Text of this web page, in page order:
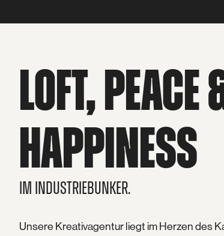
LOFT, PEACE
HAPPINESS
IM INDUSTRIEBUNKER.
Unsere Kreativagentur liegt im Herzen des